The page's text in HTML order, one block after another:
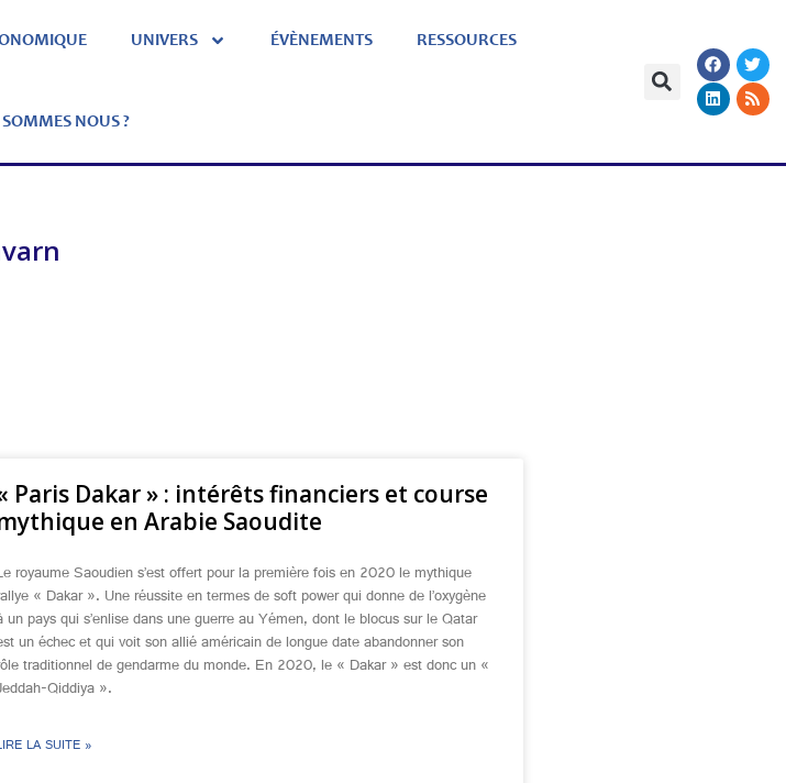
UNIVERS ÉVÈNEMENTS RESSOURCES
NOUS ?
Paris Dakar » : intérêts financiers et course
en Arabie Saoudite
royaume Saoudien s’est offert pour la première fois en 2020 le mythique
« Dakar ». Une réussite en termes de soft power qui donne de l’oxygène
un pays qui s’enlise dans une guerre au Yémen, dont le blocus sur le Qatar
un échec et qui voit son allié américain de longue date abandonner son
traditionnel de gendarme du monde. En 2020, le « Dakar » est donc un «
Qiddiya ».
LA SUITE »